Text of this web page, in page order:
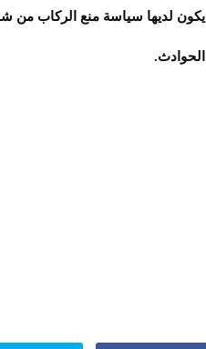
يكون لديها سياسة منع الركاب من
الحوادث.